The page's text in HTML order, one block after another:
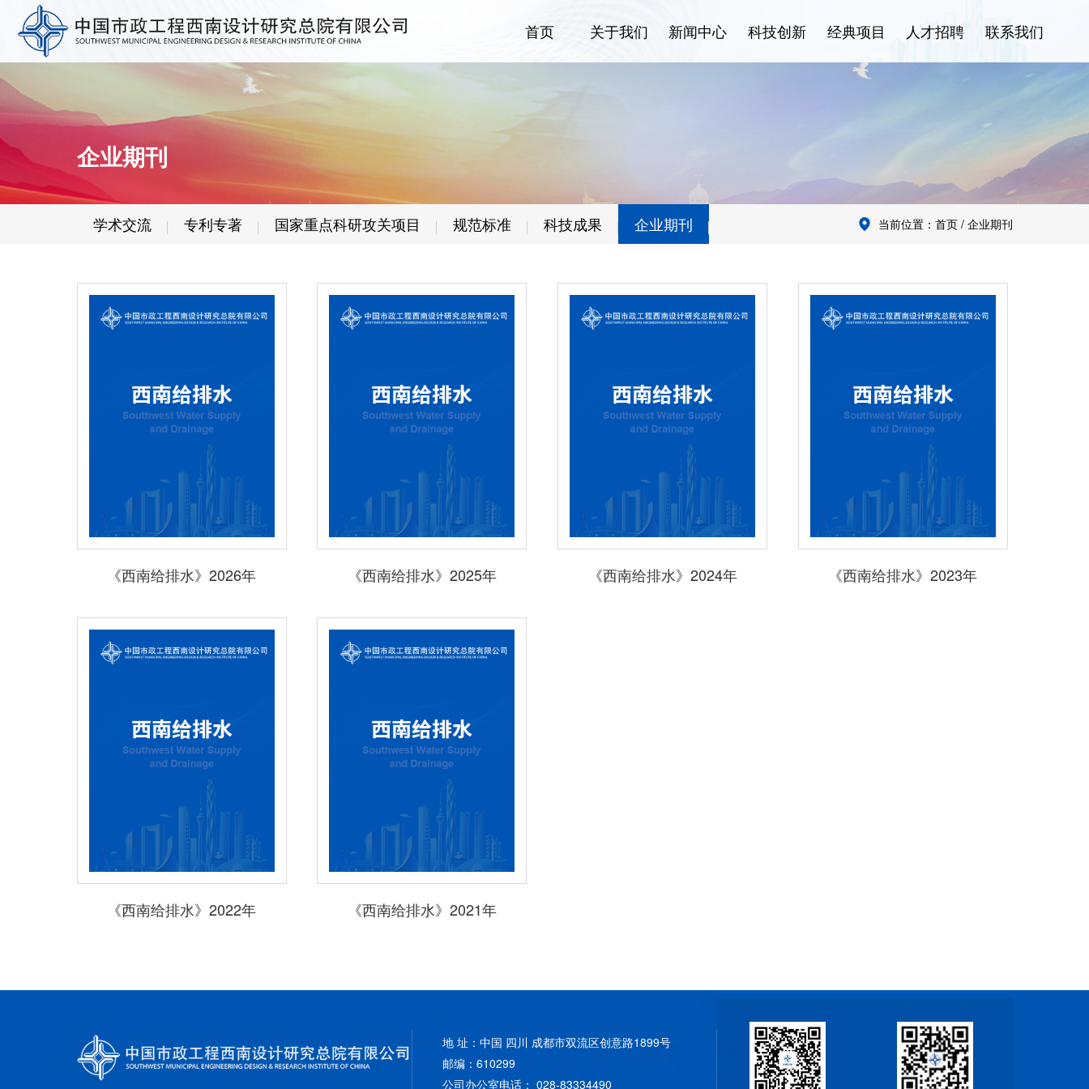
首页 关于我们 新闻中心 科技创新 经典项目 人才招聘 联系我们
首页
关于我们
新闻中心
科技创新
经典项目
人才招聘
企业期刊
学术交流 专利专著 国家重点科研攻关项目 规范标准 科技成果 企业期刊 当前位置：首页 / 企业期刊
《西南给排水》2026年 《西南给排水》2025年 《西南给排水》2024年 《西南给排水》2023年
《西南给排水》2022年 《西南给排水》2021年
地 址：中国 四川 成都市双流区创意路1899号
邮编：610299
公司办公室电话： 028-83334490